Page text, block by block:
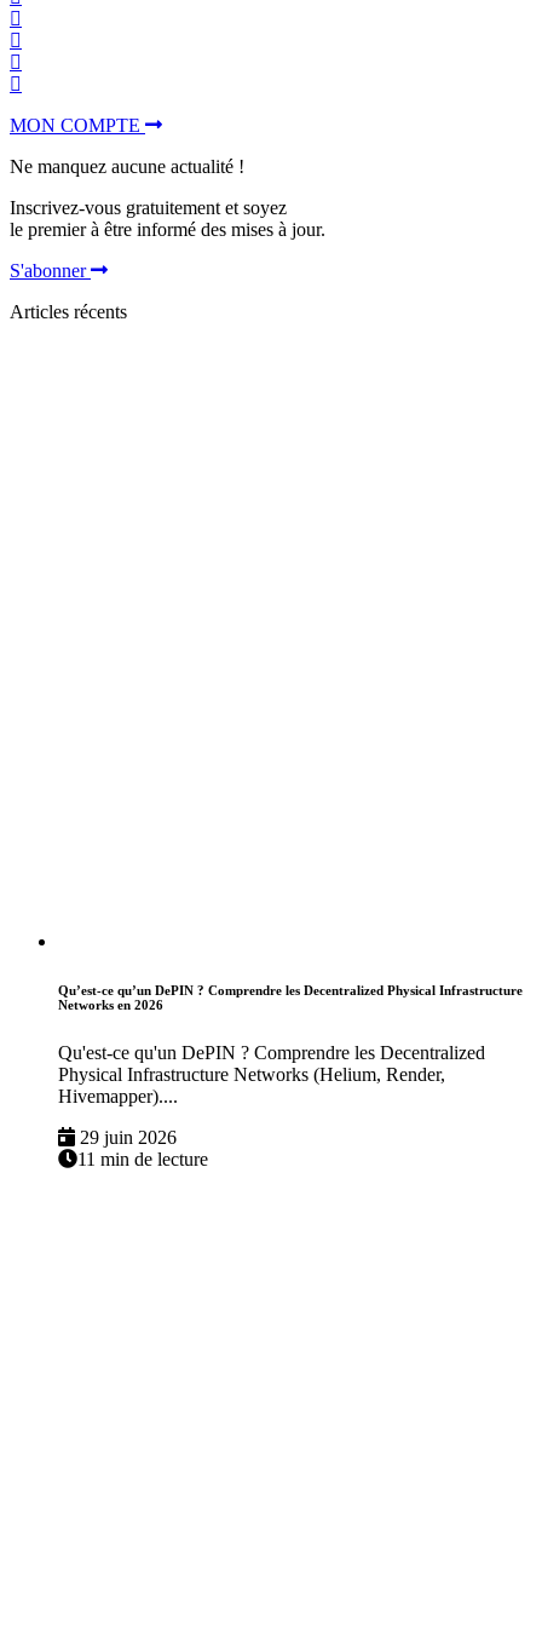
MON COMPTE
Ne manquez aucune actualité !
Inscrivez-vous gratuitement et soyez
le premier à être informé des mises à jour.
S'abonner
Articles récents
Qu’est-ce qu’un DePIN ? Comprendre les Decentralized Physical Infrastructure
Networks en 2026
Qu'est-ce qu'un DePIN ? Comprendre les Decentralized
Physical Infrastructure Networks (Helium, Render,
Hivemapper)....
29 juin 2026
11 min de lecture